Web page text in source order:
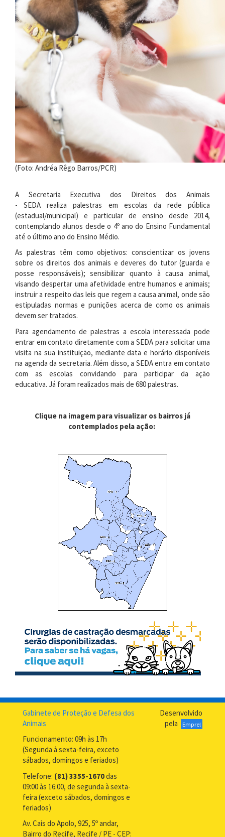
(Foto: Andréa Rêgo Barros/PCR)
A Secretaria Executiva dos Direitos dos Animais
- SEDA realiza palestras em escolas da rede pública
(estadual/municipal) e particular de ensino desde 2014,
contemplando alunos desde o 4º ano do Ensino Fundamental
até o último ano do Ensino Médio.
As palestras têm como objetivos: conscientizar os jovens
sobre os direitos dos animais e deveres do tutor (guarda e
posse responsáveis); sensibilizar quanto à causa animal,
visando despertar uma afetividade entre humanos e animais;
instruir a respeito das leis que regem a causa animal, onde são
estipuladas normas e punições acerca de como os animais
devem ser tratados.
Para agendamento de palestras a escola interessada pode
entrar em contato diretamente com a SEDA para solicitar uma
visita na sua instituição, mediante data e horário disponíveis
na agenda da secretaria. Além disso, a SEDA entra em contato
com as escolas convidando para participar da ação
educativa. Já foram realizados mais de 680 palestras.
Clique na imagem para visualizar os bairros já
contemplados pela ação:
Gabinete de Proteção e Defesa dos
Animais
Funcionamento: 09h às 17h
(Segunda à sexta-feira, exceto
sábados, domingos e feriados)
Telefone: (81) 3355-1670das
09:00 às 16:00, de segunda à sexta-
feira (exceto sábados, domingos e
feriados)
Av. Cais do Apolo, 925, 5º andar,
Bairro do Recife, Recife / PE - CEP:
Desenvolvido
pela
Emprel